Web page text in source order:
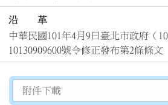
沿 革
中華民國101年4月9日臺北市政府（
10130909600號令修正發布第2條條文
切換選擇法規資訊內容